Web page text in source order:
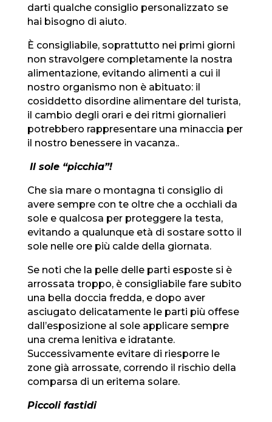
darti qualche consiglio personalizzato se
hai bisogno di aiuto.
È consigliabile, soprattutto nei primi giorni
non stravolgere completamente la nostra
alimentazione, evitando alimenti a cui il
nostro organismo non è abituato: il
cosiddetto disordine alimentare del turista,
il cambio degli orari e dei ritmi giornalieri
potrebbero rappresentare una minaccia per
il nostro benessere in vacanza..
Il sole “picchia”!
Che sia mare o montagna ti consiglio di
avere sempre con te oltre che a occhiali da
sole e qualcosa per proteggere la testa,
evitando a qualunque età di sostare sotto il
sole nelle ore più calde della giornata.
Se noti che la pelle delle parti esposte si è
arrossata troppo, è consigliabile fare subito
una bella doccia fredda, e dopo aver
asciugato delicatamente le parti più offese
dall’esposizione al sole applicare sempre
una crema lenitiva e idratante.
Successivamente evitare di riesporre le
zone già arrossate, correndo il rischio della
comparsa di un eritema solare.
Piccoli fastidi